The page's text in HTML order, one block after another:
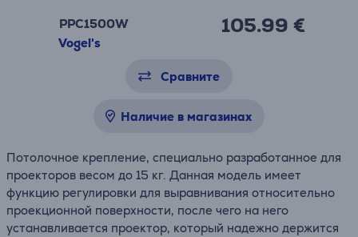
PPC1500W
Vogel's
105.99 €
Сравните
Наличие в магазинах
Потолочное крепление, специально разработанное для
проекторов весом до 15 кг. Данная модель имеет
функцию регулировки для выравнивания относительно
проекционной поверхности, после чего на него
устанавливается проектор, который надежно держится